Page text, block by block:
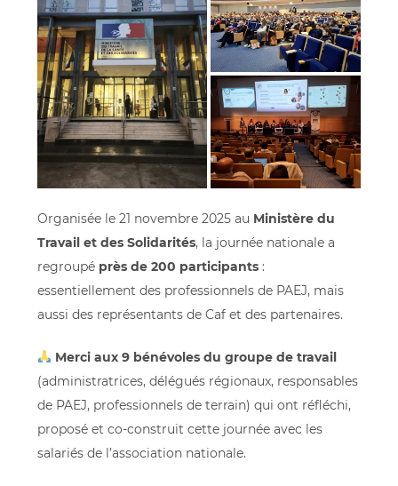
Organisée le 21 novembre 2025 au Ministère du
Travail et des Solidarités, la journée nationale a
regroupé près de 200 participants :
essentiellement des professionnels de PAEJ, mais
aussi des représentants de Caf et des partenaires.
Merci aux 9 bénévoles du groupe de travail
(administratrices, délégués régionaux, responsables
de PAEJ, professionnels de terrain) qui ont réfléchi,
proposé et co-construit cette journée avec les
salariés de l’association nationale.